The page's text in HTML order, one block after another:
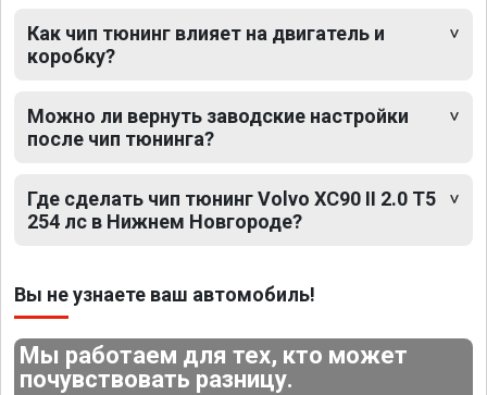
Как чип тюнинг влияет на двигатель и
коробку?
Можно ли вернуть заводские настройки
после чип тюнинга?
Где сделать чип тюнинг Volvo XC90 II 2.0 T5
254 лс в Нижнем Новгороде?
Вы не узнаете ваш автомобиль!
Мы работаем для тех, кто может
почувствовать разницу.